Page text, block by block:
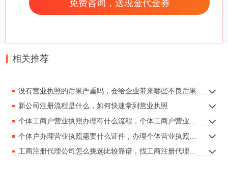
有多少钱那么我们就应该清楚究竟有哪些办理营业
就像我们在办理所证件的情况下加急证件跟一般办
理价格上是有着一定的差别的，毕竟时间不同，那
么我们可以按照时间的长短来决定自己是否需要办
理加急的营业执照。但是比较统一的是两者之间的
相关推荐
没有营业执照的后果严重吗，会给企业带来哪些不良后果
新公司注册流程是什么，如何快速拿到营业执照
工商注册代理公司怎么挑选比较靠谱，找工商注册代理公司要注意什么事情